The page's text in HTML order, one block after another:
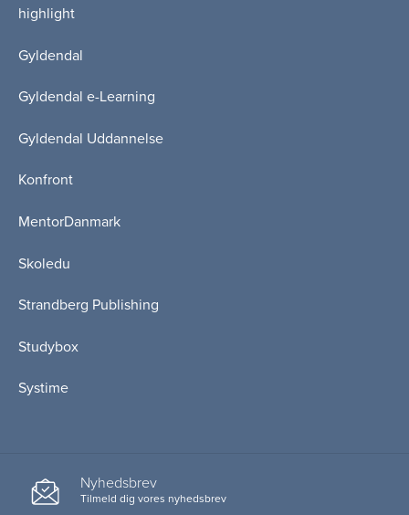
highlight
Gyldendal
Gyldendal e-Learning
Gyldendal Uddannelse
Konfront
MentorDanmark
Skoledu
Strandberg Publishing
Studybox
Systime
Nyhedsbrev
Tilmeld dig vores nyhedsbrev